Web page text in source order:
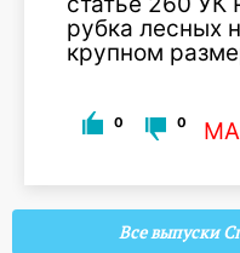
рубка лесных
крупном
0 0
Все выпуски